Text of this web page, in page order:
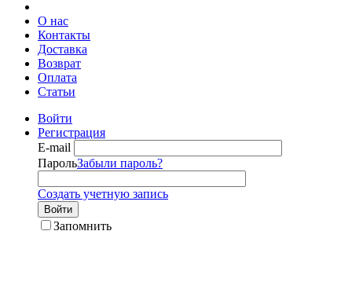
О нас
Контакты
Доставка
Возврат
Оплата
Статьи
Войти
Регистрация
E-mail
ПарольЗабыли пароль?
Создать учетную запись
Войти
Запомнить